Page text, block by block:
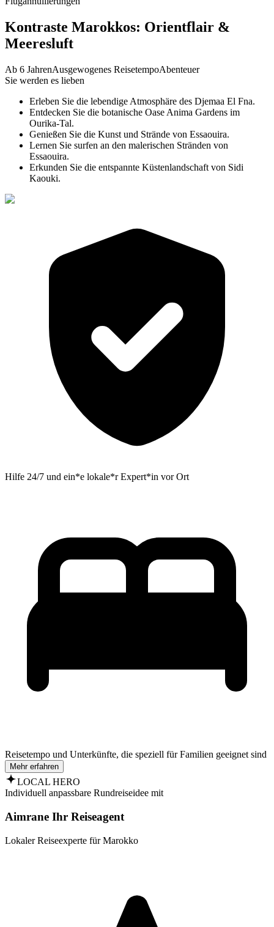
Kontraste Marokkos: Orientflair &
Meeresluft
Ab 6 JahrenAusgewogenes ReisetempoAbenteuer
Sie werden es lieben
Erleben Sie die lebendige Atmosphäre des Djemaa El Fna.
Entdecken Sie die botanische Oase Anima Gardens im
Ourika-Tal.
Genießen Sie die Kunst und Strände von Essaouira.
Lernen Sie surfen an den malerischen Stränden von
Essaouira.
Erkunden Sie die entspannte Küstenlandschaft von Sidi
Kaouki.
Hilfe 24/7 und ein*e lokale*r Expert*in vor Ort
Reisetempo und Unterkünfte, die speziell für Familien geeignet sind
Mehr erfahren
LOCAL HERO
Individuell anpassbare Rundreiseidee mit
Aimrane Ihr Reiseagent
Lokaler Reiseexperte für Marokko